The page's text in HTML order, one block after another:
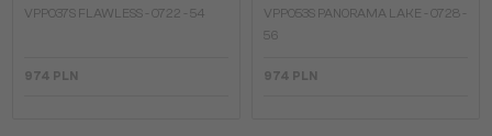
VPP037S FLAWLESS - 0722 - 54
974 PLN
VPP053S PANORAMA LAKE - 0728 -
56
974 PLN